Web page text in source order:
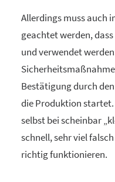
Allerdings muss auch
geachtet werden,
und verwendet
Bestätigung durch
die Produktion startet.
selbst bei scheinbar
schnell, sehr viel
richtig funktionieren.